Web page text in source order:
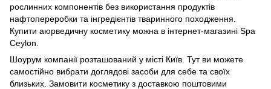
рослинних компонентів без використання продуктів
нафтопереробки та інгредієнтів тваринного походження.
Купити аюрведичну косметику можна в інтернет-магазині Spa
Ceylon.
Шоурум компанії розташований у місті Київ. Тут ви можете
самостійно вибрати доглядові засоби для себе та своїх
близьких. Замовити косметику з доставкою поштовими